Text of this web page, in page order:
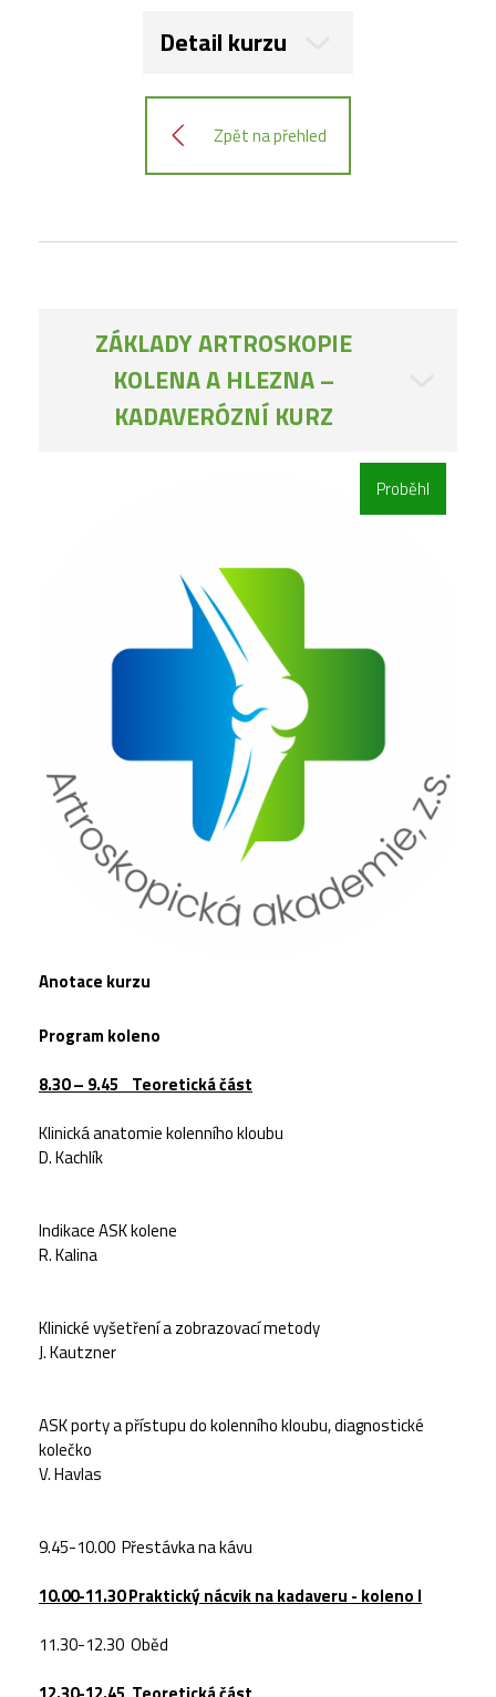
Zpět na přehled
Detail kurzu
ZÁKLADY ARTROSKOPIE
KOLENA A HLEZNA –
KADAVERÓZNÍ KURZ
Proběhl
Anotace kurzu
Program koleno
8.30 – 9.45
Teoretická část
Klinická anatomie kolenního kloubu
D. Kachlík
Indikace ASK kolene
R. Kalina
Klinické vyšetření a zobrazovací metody
J. Kautzner
ASK porty a přístupu do kolenního kloubu, diagnostické
kolečko
V. Havlas
9.45-10.00 Přestávka na kávu
10.00-11.30Praktický nácvik na kadaveru - koleno I
11.30-12.30 Oběd